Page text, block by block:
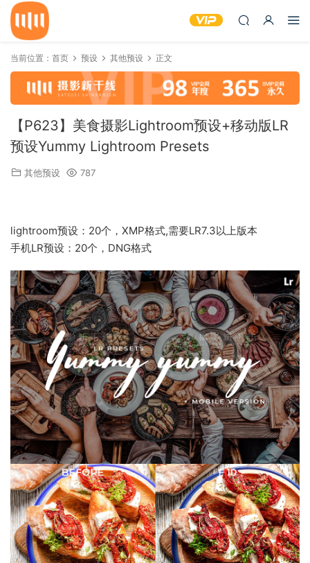
当前位置： 首页 预设 其他预设 正文
【P623】美食摄影Lightroom预设+移动版LR
预设Yummy Lightroom Presets
其他预设 787
lightroom预设：20个，XMP格式,需要LR7.3以上版本
手机LR预设：20个，DNG格式